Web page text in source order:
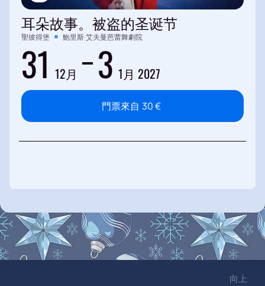
耳朵故事。被盗的圣诞节
聖彼得堡 鮑里斯·艾夫曼芭蕾舞劇院
31 12月 3 1月 2027
門票來自 30€
向上